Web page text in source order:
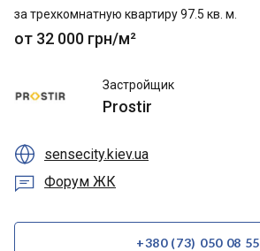
за трехкомнатную квартиру 97.5 кв. м.
от 32 000 грн/м²
Застройщик
Prostir
 sensecity.kiev.ua
 Форум ЖК
+380 (73) 050 08 55